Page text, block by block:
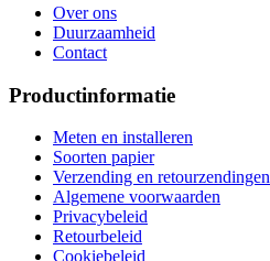
Over ons
Duurzaamheid
Contact
Productinformatie
Meten en installeren
Soorten papier
Verzending en retourzendingen
Algemene voorwaarden
Privacybeleid
Retourbeleid
Cookiebeleid